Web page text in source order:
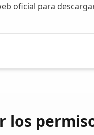
oficial para
los